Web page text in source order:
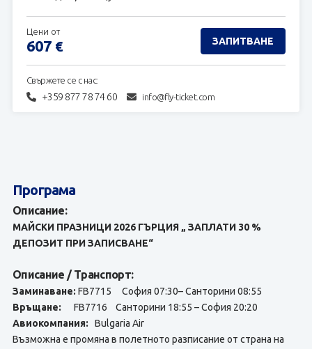
Свържете се с нас:
+359 877 78 74 60 info@fly-ticket.com
Цени от
607 € ЗАПИТВАНЕ
Програма
Описание:
МАЙСКИ ПРАЗНИЦИ 2026 ГЪРЦИЯ „ ЗАПЛАТИ 30 %
ДЕПОЗИТ ПРИ ЗАПИСВАНЕ“
Описание / Транспорт:
Заминаване: FB7715 София 07:30– Санторини 08:55
Връщане: FB7716 Санторини 18:55 – София 20:20
Авиокомпания: Bulgaria Air
Възможна е промяна в полетното разписание от страна на